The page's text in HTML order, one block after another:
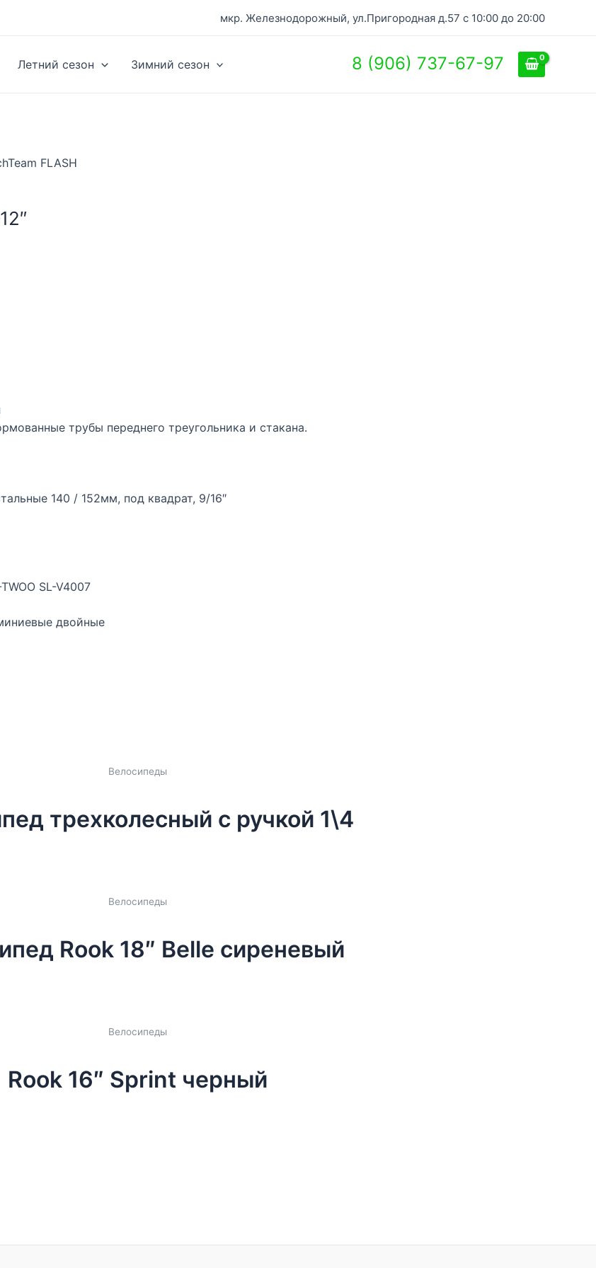
мкр. Железнодорожный, ул.Пригородная д.57 с 10:00 до 20:00
Летний сезон Зимний сезон 8 (906) 737-67-97
FLASH
трубы переднего треугольника и стакана.
140 / 152мм, под квадрат, 9/16″
SL-V4007
двойные
Велосипеды
трехколесный с ручкой 1\4
Велосипеды
Rook 18″ Belle сиреневый
Велосипеды
Rook 16″ Sprint черный